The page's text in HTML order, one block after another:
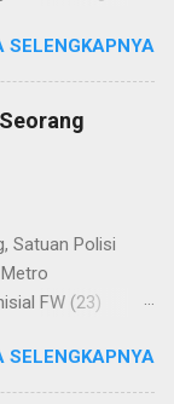
SKCK dan
secara terpadu
01/2025) Dalam
kepolisian, SPKT
mengatakan
berusaha
kepada
pelayanan
jaringan dari
SELENGKAPNYA
Satuan Polisi
FW (23)
menggunakan
BII Umum
SELENGKAPNYA